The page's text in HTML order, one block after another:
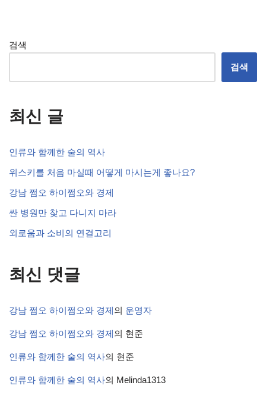
검색
검색
최신 글
인류와 함께한 술의 역사
위스키를 처음 마실때 어떻게 마시는게 좋나요?
강남 쩜오 하이쩜오와 경제
싼 병원만 찾고 다니지 마라
외로움과 소비의 연결고리
최신 댓글
강남 쩜오 하이쩜오와 경제의 운영자
강남 쩜오 하이쩜오와 경제의 현준
인류와 함께한 술의 역사의 현준
인류와 함께한 술의 역사의 Melinda1313